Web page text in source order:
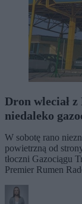
Dron wleciał
niedaleko
W sobotę rano
powietrzną od
tłoczni Gazociągu
Premier Rumen